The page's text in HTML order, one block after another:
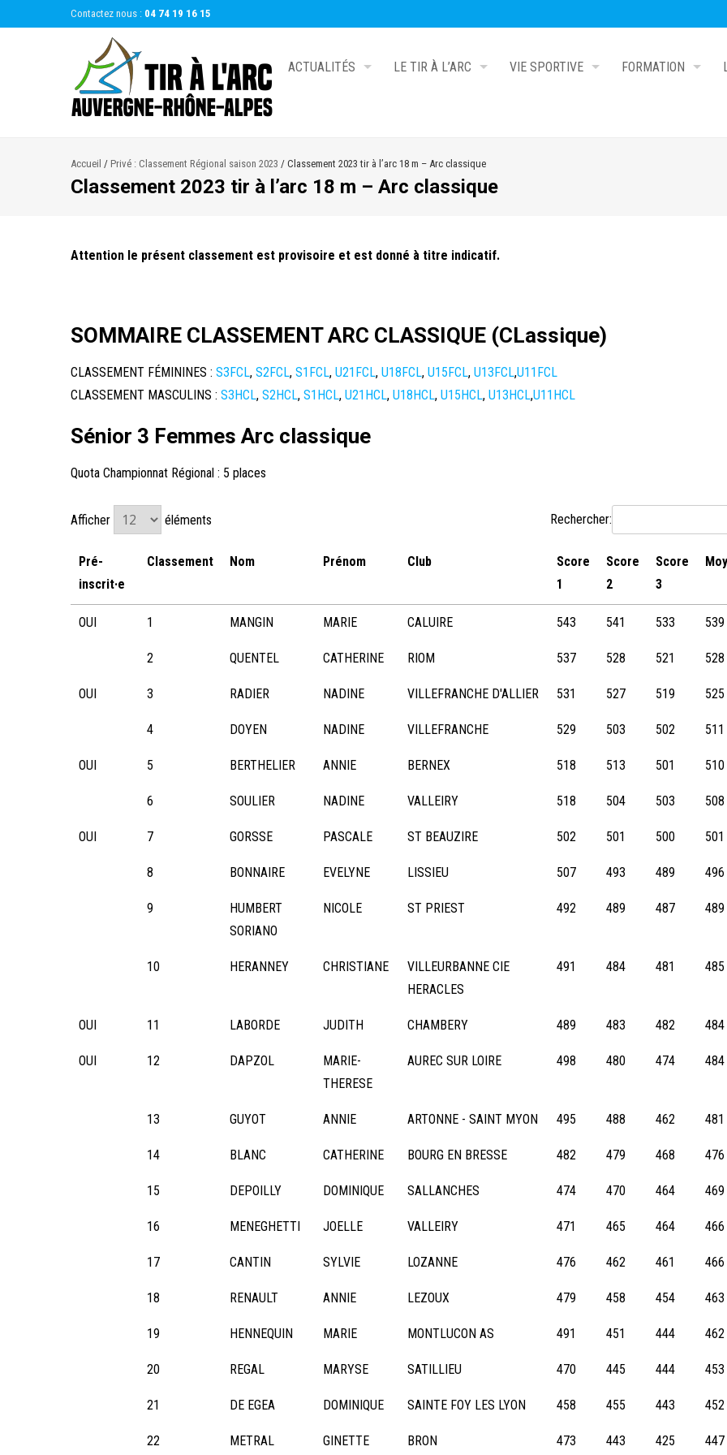
Contactez nous : 04 74 19 16 15
ACTUALITÉS LE TIR À L’ARC VIE SPORTIVE FORMATION
Accueil / Privé : Classement Régional saison 2023 / Classement 2023 tir à l’arc 18 m – Arc classique
Classement 2023 tir à l’arc 18 m – Arc classique
Attention le présent classement est provisoire et est donné à titre indicatif.
SOMMAIRE CLASSEMENT ARC CLASSIQUE (CLassique)
CLASSEMENT FÉMININES : S3FCL, S2FCL, S1FCL, U21FCL, U18FCL, U15FCL, U13FCL,U11FCL
CLASSEMENT MASCULINS : S3HCL, S2HCL, S1HCL, U21HCL, U18HCL, U15HCL, U13HCL,U11HCL
Sénior 3 Femmes Arc classique
Quota Championnat Régional : 5 places
Afficher éléments Rechercher:
Pré-
inscrit·e
Classement Nom Prénom Club
Score
1
Score
2
Score
3
OUI 1 MANGIN MARIE CALUIRE 543 541 533 539
2 QUENTEL CATHERINE RIOM 537 528 521 528
OUI 3 RADIER NADINE VILLEFRANCHE D'ALLIER 531 527 519 525
4 DOYEN NADINE VILLEFRANCHE 529 503 502 511
OUI 5 BERTHELIER ANNIE BERNEX 518 513 501 510
6 SOULIER NADINE VALLEIRY 518 504 503 508
OUI 7 GORSSE PASCALE ST BEAUZIRE 502 501 500 501
8 BONNAIRE EVELYNE LISSIEU 507 493 489 496
9
HUMBERT
SORIANO
NICOLE ST PRIEST 492 489 487 489
10 HERANNEY CHRISTIANE
VILLEURBANNE CIE
HERACLES
491 484 481 485
OUI 11 LABORDE JUDITH CHAMBERY 489 483 482 484
OUI 12 DAPZOL
MARIE-
THERESE
AUREC SUR LOIRE 498 480 474 484
13 GUYOT ANNIE ARTONNE - SAINT MYON 495 488 462 481
14 BLANC CATHERINE BOURG EN BRESSE 482 479 468 476
15 DEPOILLY DOMINIQUE SALLANCHES 474 470 464 469
16 MENEGHETTI JOELLE VALLEIRY 471 465 464 466
17 CANTIN SYLVIE LOZANNE 476 462 461 466
18 RENAULT ANNIE LEZOUX 479 458 454 463
19 HENNEQUIN MARIE MONTLUCON AS 491 451 444 462
20 REGAL MARYSE SATILLIEU 470 445 444 453
21 DE EGEA DOMINIQUE SAINTE FOY LES LYON 458 455 443 452
22 METRAL GINETTE BRON 473 443 425 447